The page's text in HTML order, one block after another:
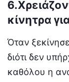
κίνητρα
Όταν
διότι δεν
καθόλου η